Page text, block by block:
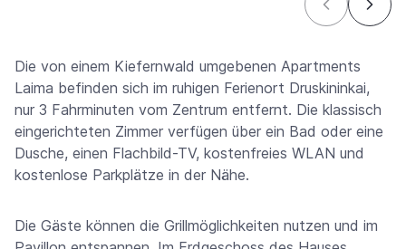
Die von einem Kiefernwald umgebenen Apartments
Laima befinden sich im ruhigen Ferienort Druskininkai,
nur 3 Fahrminuten vom Zentrum entfernt. Die klassisch
eingerichteten Zimmer verfügen über ein Bad oder eine
Dusche, einen Flachbild-TV, kostenfreies WLAN und
kostenlose Parkplätze in der Nähe.
Die Gäste können die Grillmöglichkeiten nutzen und im